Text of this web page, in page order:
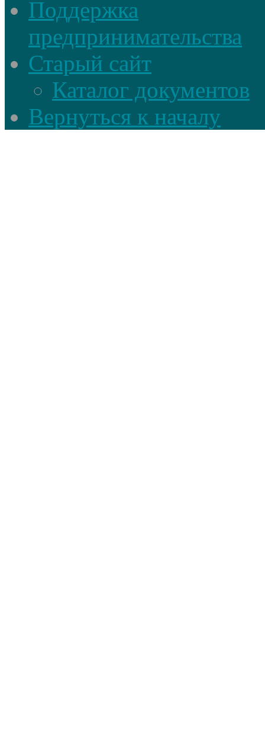
Поддержка
предпринимательства
Старый сайт
Каталог документов
Вернуться к началу